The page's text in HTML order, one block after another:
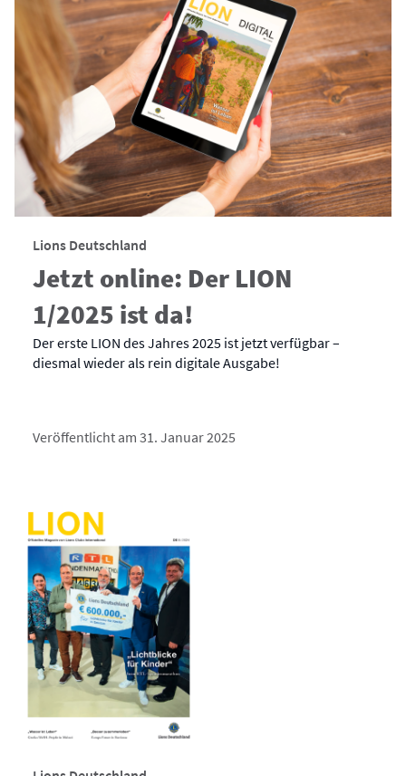
Lions Deutschland
Jetzt online: Der LION
1/2025 ist da!
Der erste LION des Jahres 2025 ist jetzt verfügbar –
diesmal wieder als rein digitale Ausgabe!
Veröffentlicht am 31. Januar 2025